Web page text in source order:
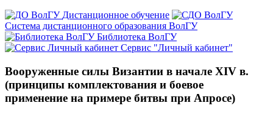
Дистанционное обучение
Система дистанционного образования ВолГУ
Библиотека ВолГУ
Сервис "Личный кабинет"
Вооруженные силы Византии в начале XIV в.
(принципы комплектования и боевое
применение на примере битвы при Апросе)